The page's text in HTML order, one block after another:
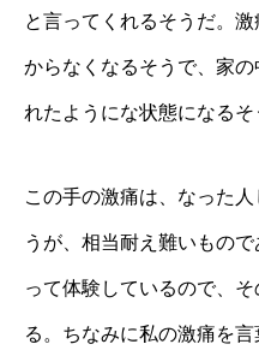
と言ってくれるそうだ。
からなくなるそうで、家
れたようにな状態になるそ
この手の激痛は、なった
うが、相当耐え難いもの
って体験しているので、
る。ちなみに私の激痛を